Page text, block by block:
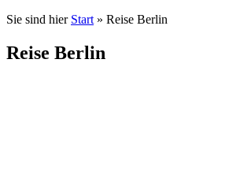
Sie sind hier Start » Reise Berlin
Reise Berlin